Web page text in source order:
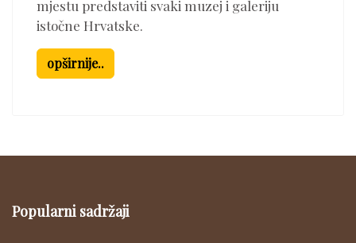
mjestu predstaviti svaki muzej i galeriju
istočne Hrvatske.
opširnije..
Popularni sadržaji